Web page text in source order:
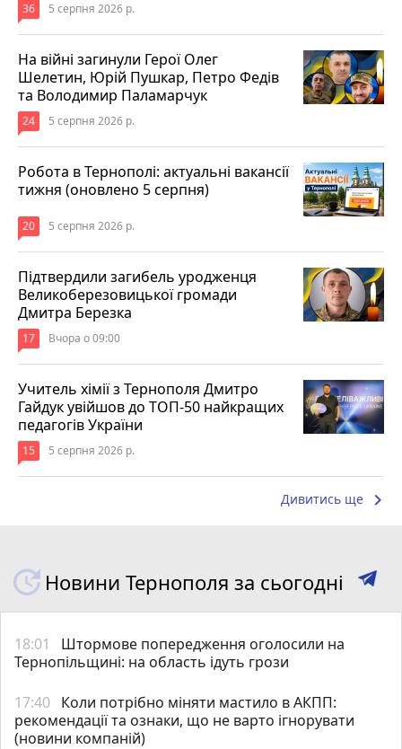
36 5 серпня 2026 р.
На війні загинули Герої Олег
Шелетин, Юрій Пушкар, Петро Федів
та Володимир Паламарчук
24 5 серпня 2026 р.
Робота в Тернополі: актуальні вакансії
тижня (оновлено 5 серпня)
20 5 серпня 2026 р.
Підтвердили загибель уродженця
Великоберезовицької громади
Дмитра Березка
17 Вчора о 09:00
Учитель хімії з Тернополя Дмитро
Гайдук увійшов до ТОП-50 найкращих
педагогів України
15 5 серпня 2026 р.
Дивитись ще keyboard_arrow_right
Новини Тернополя за сьогодні
18:01
Штормове попередження оголосили на
Тернопільщині: на область ідуть грози
17:40 Коли потрібно міняти мастило в АКПП:
рекомендації та ознаки, що не варто ігнорувати
(новини компаній)